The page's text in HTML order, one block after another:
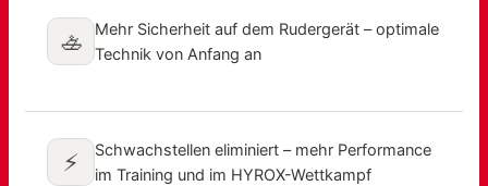
🚣
Mehr Sicherheit auf dem Rudergerät – optimale
Technik von Anfang an
⚡
Schwachstellen eliminiert – mehr Performance
im Training und im HYROX-Wettkampf